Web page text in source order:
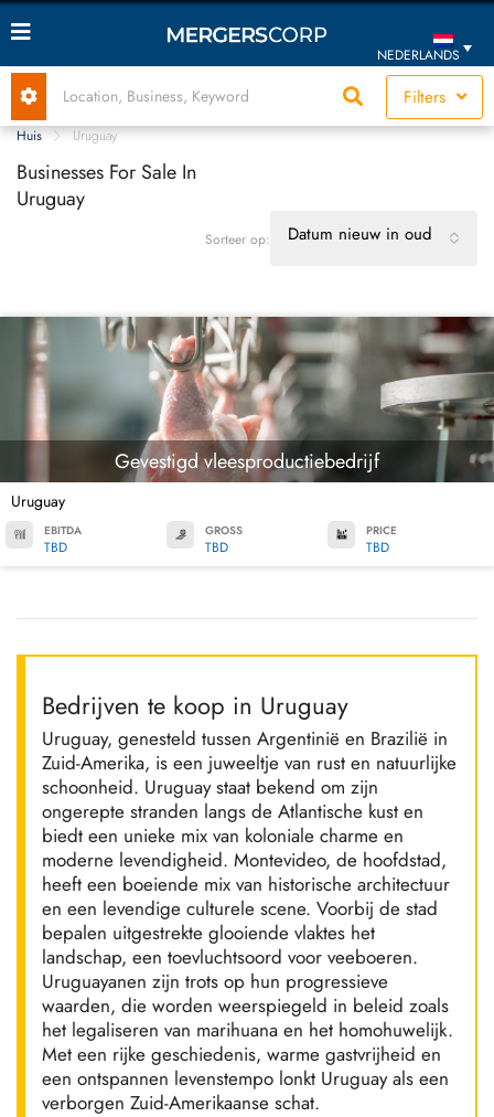
NEDERLANDS
Filters
Huis Uruguay
Businesses For Sale In
Uruguay
Sorteer op: Datum nieuw in oud
Gevestigd vleesproductiebedrijf
Uruguay
EBITDA
TBD
GROSS
TBD
PRICE
TBD
Bedrijven te koop in Uruguay
Uruguay, genesteld tussen Argentinië en Brazilië in
Zuid-Amerika, is een juweeltje van rust en natuurlijke
schoonheid. Uruguay staat bekend om zijn
ongerepte stranden langs de Atlantische kust en
biedt een unieke mix van koloniale charme en
moderne levendigheid. Montevideo, de hoofdstad,
heeft een boeiende mix van historische architectuur
en een levendige culturele scene. Voorbij de stad
bepalen uitgestrekte glooiende vlaktes het
landschap, een toevluchtsoord voor veeboeren.
Uruguayanen zijn trots op hun progressieve
waarden, die worden weerspiegeld in beleid zoals
het legaliseren van marihuana en het homohuwelijk.
Met een rijke geschiedenis, warme gastvrijheid en
een ontspannen levenstempo lonkt Uruguay als een
verborgen Zuid-Amerikaanse schat.